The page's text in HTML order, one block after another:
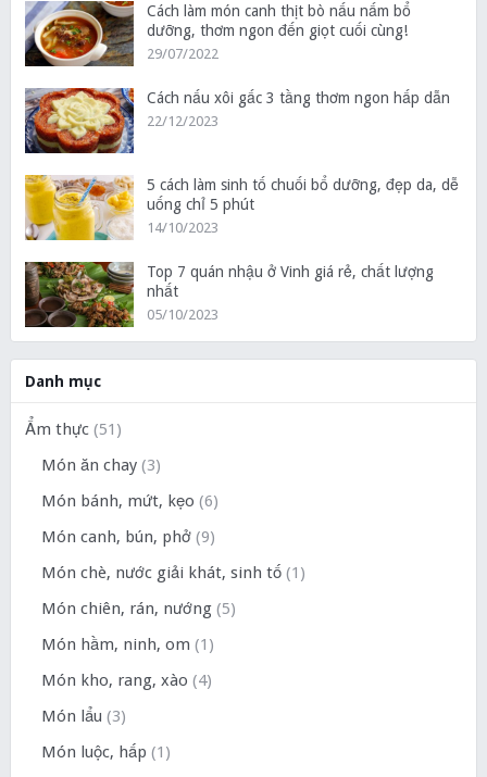
Cách làm món canh thịt bò nấu nấm bổ
dưỡng, thơm ngon đến giọt cuối cùng!
29/07/2022
Cách nấu xôi gấc 3 tầng thơm ngon hấp dẫn
22/12/2023
5 cách làm sinh tố chuối bổ dưỡng, đẹp da, dễ
uống chỉ 5 phút
14/10/2023
Top 7 quán nhậu ở Vinh giá rẻ, chất lượng
nhất
05/10/2023
Danh mục
Ẩm thực(51)
Món ăn chay(3)
Món bánh, mứt, kẹo (6)
Món canh, bún, phở(9)
Món chè, nước giải khát, sinh tố(1)
Món chiên, rán, nướng(5)
Món hầm, ninh, om (1)
Món kho, rang, xào (4)
Món lẩu (3)
Món luộc, hấp (1)